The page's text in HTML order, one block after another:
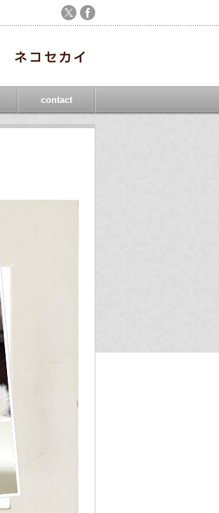
contact